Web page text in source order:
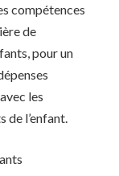
compétences
de
pour un
les
l’enfant.